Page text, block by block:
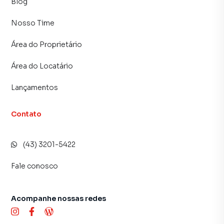
02 dormitórios
Sala de estar
Cozinha
Banheiro social
Nosso Time
Área do Proprietário
Área do Locatário
Lançamentos
Contato
(43) 3201-5422
Fale conosco
Acompanhe nossas redes